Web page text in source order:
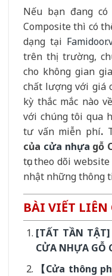
Nếu bạn đang
Composite thì có
dạng tại
trên thị trường,
cho không gian
chất lượng với giá
kỳ thắc mắc nào
với chúng tôi qua
tư vấn miễn phí.
của cửa nhựa gỗ
tục theo dõi
nhật những thông
BÀI VIẾT LIÊN
[TẤT TẦN TẬT]
CỬA NHỰA GỖ
【Cửa thông